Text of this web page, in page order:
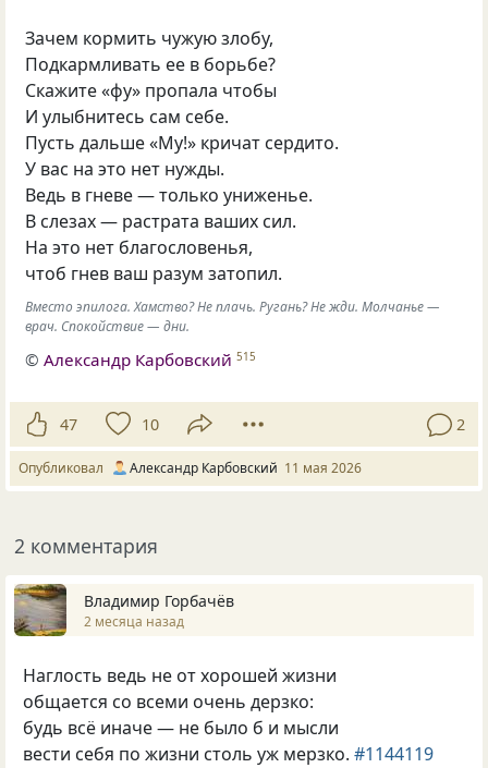
Зачем кормить чужую злобу,
Подкармливать ее в борьбе?
Скажите «фу» пропала чтобы
И улыбнитесь сам себе.
Пусть дальше «Му!» кричат сердито.
У вас на это нет нужды.
Ведь в гневе — только униженье.
В слезах — растрата ваших сил.
На это нет благословенья,
чтоб гнев ваш разум затопил.
Вместо эпилога. Хамство? Не плачь. Ругань? Не жди. Молчанье —
врач. Спокойствие — дни.
©Александр Карбовский 515
47 10 2
Опубликовал Александр Карбовский 11 мая 2026
2 комментария
Владимир Горбачёв
2 месяца назад
Наглость ведь не от хорошей жизни
общается со всеми очень дерзко:
будь всё иначе — не было б и мысли
вести себя по жизни столь уж мерзко. #1144119